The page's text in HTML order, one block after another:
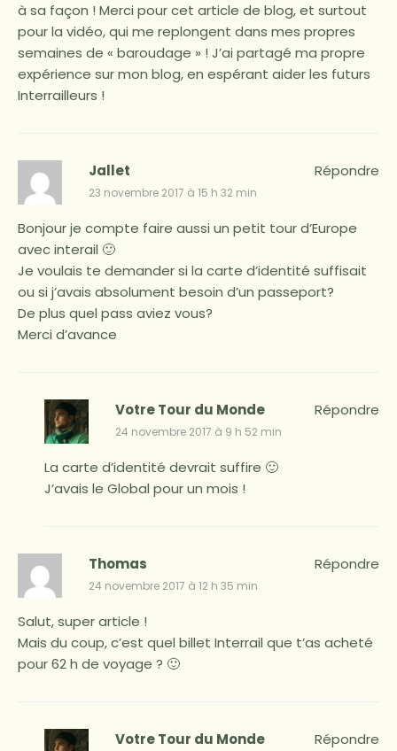
à sa façon ! Merci pour cet article de blog, et surtout
pour la vidéo, qui me replongent dans mes propres
semaines de « baroudage » ! J’ai partagé ma propre
expérience sur mon blog, en espérant aider les futurs
Interrailleurs !
Jallet
23 novembre 2017 à 15 h 32 min
Bonjour je compte faire aussi un petit tour d’Europe
avec interail 🙂
Je voulais te demander si la carte d’identité suffisait
ou si j’avais absolument besoin d’un passeport?
De plus quel pass aviez vous?
Merci d’avance
Répondre
Votre Tour du Monde
24 novembre 2017 à 9 h 52 min
La carte d’identité devrait suffire 🙂
J’avais le Global pour un mois !
Répondre
Thomas
24 novembre 2017 à 12 h 35 min
Salut, super article !
Mais du coup, c’est quel billet Interrail que t’as acheté
pour 62 h de voyage ? 🙂
Répondre
Votre Tour du Monde Répondre